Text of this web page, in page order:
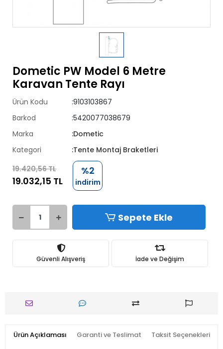
Dometic PW Model 6 Metre
Karavan Tente Rayı
Ürün Kodu
:9103103867
Barkod
:5420077038679
Marka
:Dometic
Kategori
:Tente Montaj Braketleri
19.420,56 TL
19.032,15 TL
%2
indirim
Sepete Ekle
Güvenli Alışveriş İade ve Değişim
Ürün Açıklaması Garanti ve Teslimat Taksit Seçenekleri